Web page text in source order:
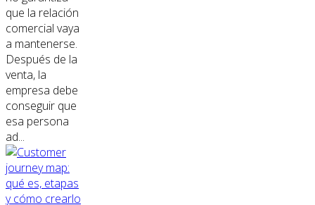
que la relación
comercial vaya
a mantenerse.
Después de la
venta, la
empresa debe
conseguir que
esa persona
ad...